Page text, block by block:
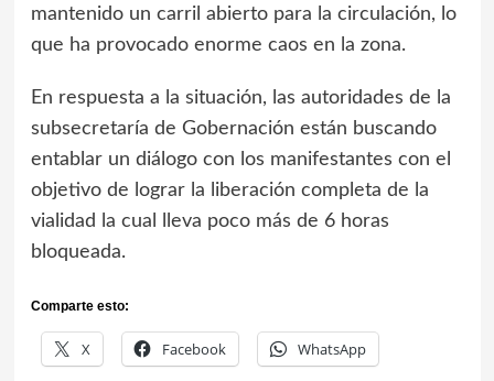
mantenido un carril abierto para la circulación, lo
que ha provocado enorme caos en la zona.
En respuesta a la situación, las autoridades de la
subsecretaría de Gobernación están buscando
entablar un diálogo con los manifestantes con el
objetivo de lograr la liberación completa de la
vialidad la cual lleva poco más de 6 horas
bloqueada.
Comparte esto:
X Facebook WhatsApp